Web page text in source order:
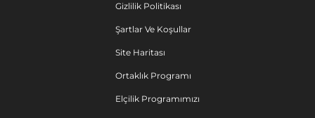
Gizlilik Politikası
Şartlar Ve Koşullar
Site Haritası
Ortaklık Programı
Elçilik Programımızı